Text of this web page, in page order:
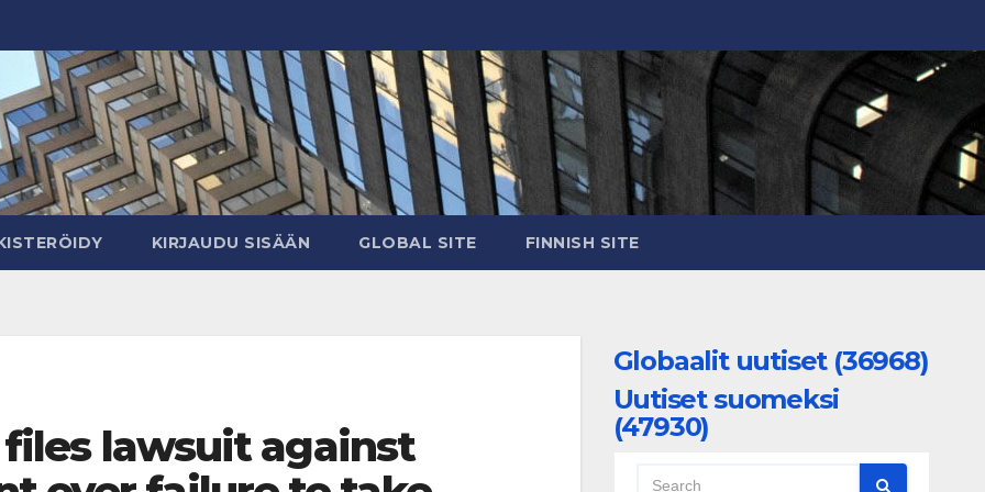
KIRJAUDU SISÄÄN GLOBAL SITE FINNISH SITE
lawsuit against
Globaalit uutiset (36968)
Uutiset suomeksi
(47930)